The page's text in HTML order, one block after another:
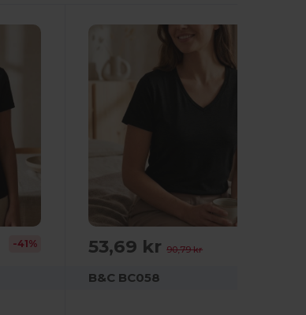
-41% 53,69 kr90,79 kr
B&C BC058